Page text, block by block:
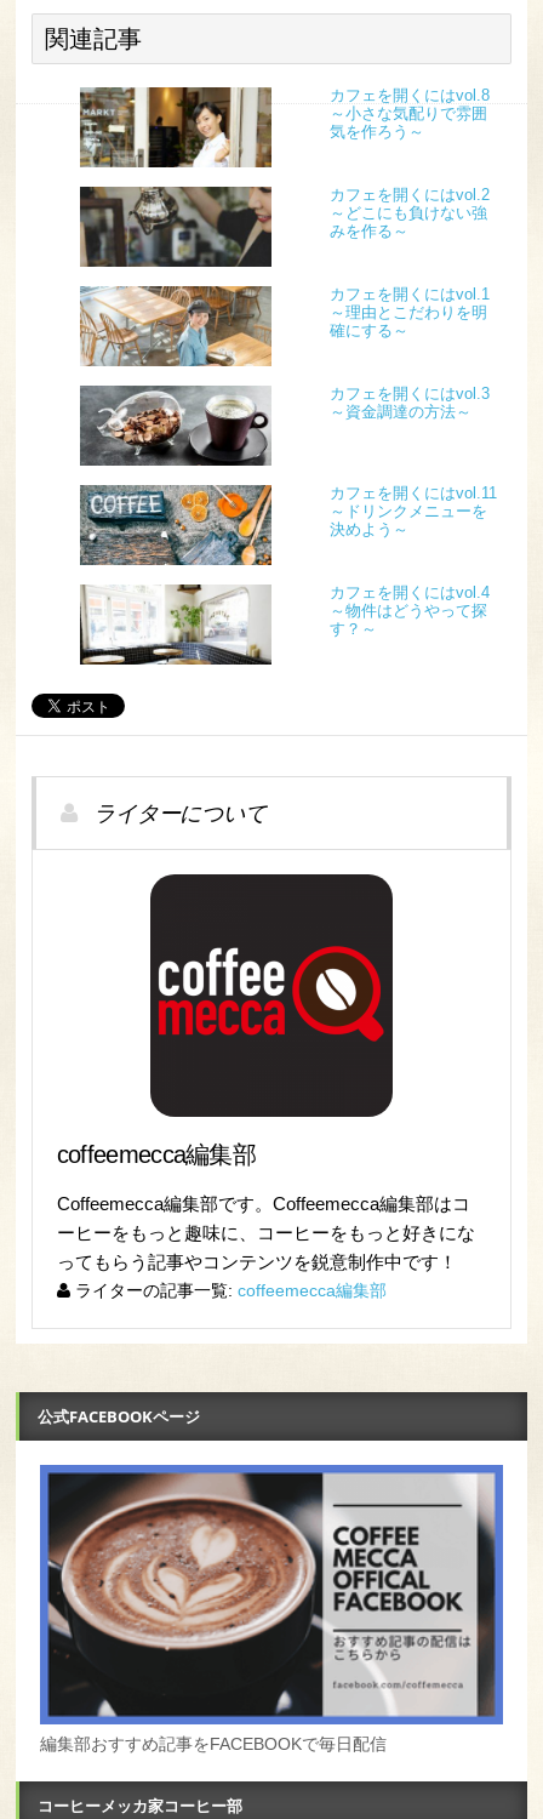
関連記事
カフェを開くにはvol.8
～小さな気配りで雰囲
気を作ろう～
カフェを開くにはvol.2
～どこにも負けない強
みを作る～
カフェを開くにはvol.1
～理由とこだわりを明
確にする～
カフェを開くにはvol.3
～資金調達の方法～
カフェを開くにはvol.11
～ドリンクメニューを
決めよう～
カフェを開くにはvol.4
～物件はどうやって探
す？～
ライターについて
coffeemecca編集部
Coffeemecca編集部です。Coffeemecca編集部はコ
ーヒーをもっと趣味に、コーヒーをもっと好きにな
ってもらう記事やコンテンツを鋭意制作中です！
ライターの記事一覧: coffeemecca編集部
公式FACEBOOKページ
編集部おすすめ記事をFACEBOOKで毎日配信
コーヒーメッカ家コーヒー部